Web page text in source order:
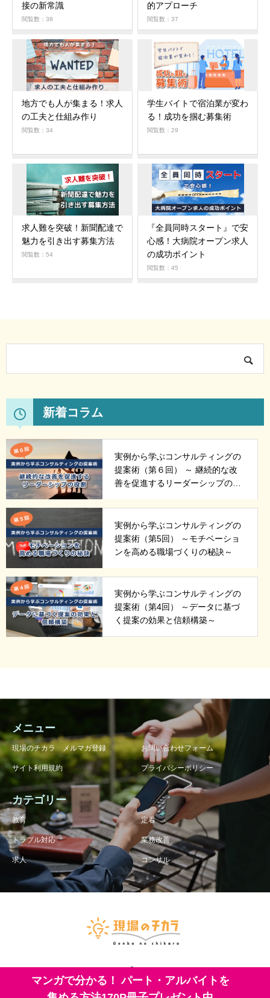
接の新常識
閲覧数：38
的アプローチ
閲覧数：37
地方でも人が集まる！求人
の工夫と仕組み作り
閲覧数：34
学生バイトで宿泊業が変わ
る！成功を掴む募集術
閲覧数：29
求人難を突破！新聞配達で
魅力を引き出す募集方法
閲覧数：54
『全員同時スタート』で安
心感！大病院オープン求人
の成功ポイント
閲覧数：45
新着コラム
実例から学ぶコンサルティングの
提案術（第６回） ～ 継続的な改
善を促進するリーダーシップの役
実例から学ぶコンサルティングの
提案術（第5回） ～モチベーショ
ンを高める職場づくりの秘訣～
実例から学ぶコンサルティングの
提案術（第4回） ～データに基づ
く提案の効果と信頼構築～
マンガで分かる！ パート・アルバイトを
メニュー
現場のチカラ メルマガ登録 お問い合わせフォーム
サイト利用規約 プライバシーポリシー
カテゴリー
教育 定着
トラブル対応 業務改善
求人 コンサル